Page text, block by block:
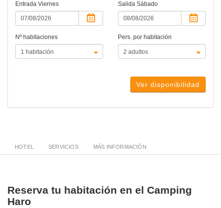
Entrada Viernes Salida Sábado
Nº habitaciones Pers. por habitación
Ver disponibilidad
HOTEL SERVICIOS MÁS INFORMACIÓN
Reserva tu habitación en el Camping
Haro